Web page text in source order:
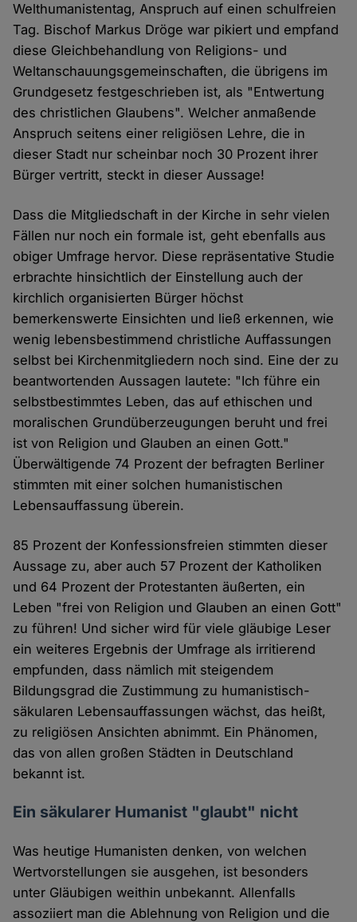
Welthumanistentag, Anspruch auf einen schulfreien
Tag. Bischof Markus Dröge war pikiert und empfand
diese Gleichbehandlung von Religions- und
Weltanschauungsgemeinschaften, die übrigens im
Grundgesetz festgeschrieben ist, als "Entwertung
des christlichen Glaubens". Welcher anmaßende
Anspruch seitens einer religiösen Lehre, die in
dieser Stadt nur scheinbar noch 30 Prozent ihrer
Bürger vertritt, steckt in dieser Aussage!
Dass die Mitgliedschaft in der Kirche in sehr vielen
Fällen nur noch ein formale ist, geht ebenfalls aus
obiger Umfrage hervor. Diese repräsentative Studie
erbrachte hinsichtlich der Einstellung auch der
kirchlich organisierten Bürger höchst
bemerkenswerte Einsichten und ließ erkennen, wie
wenig lebensbestimmend christliche Auffassungen
selbst bei Kirchenmitgliedern noch sind. Eine der zu
beantwortenden Aussagen lautete: "Ich führe ein
selbstbestimmtes Leben, das auf ethischen und
moralischen Grundüberzeugungen beruht und frei
ist von Religion und Glauben an einen Gott."
Überwältigende 74 Prozent der befragten Berliner
stimmten mit einer solchen humanistischen
Lebensauffassung überein.
85 Prozent der Konfessionsfreien stimmten dieser
Aussage zu, aber auch 57 Prozent der Katholiken
und 64 Prozent der Protestanten äußerten, ein
Leben "frei von Religion und Glauben an einen Gott"
zu führen! Und sicher wird für viele gläubige Leser
ein weiteres Ergebnis der Umfrage als irritierend
empfunden, dass nämlich mit steigendem
Bildungsgrad die Zustimmung zu humanistisch-
säkularen Lebensauffassungen wächst, das heißt,
zu religiösen Ansichten abnimmt. Ein Phänomen,
das von allen großen Städten in Deutschland
bekannt ist.
Ein säkularer Humanist "glaubt" nicht
Was heutige Humanisten denken, von welchen
Wertvorstellungen sie ausgehen, ist besonders
unter Gläubigen weithin unbekannt. Allenfalls
assoziiert man die Ablehnung von Religion und die